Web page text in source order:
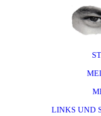
LINKS UND